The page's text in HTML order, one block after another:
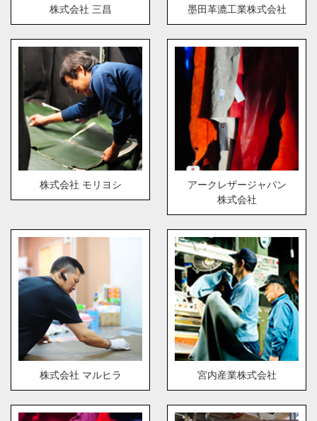
株式会社 三昌 墨田革漉工業株式会社
株式会社 モリヨシ
アークレザージャパン
株式会社
株式会社 マルヒラ 宮内産業株式会社